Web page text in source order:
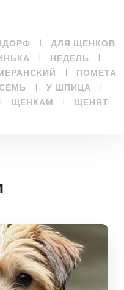
| ДЛЯ ЩЕНКОВ
| НЕДЕЛЬ |
| ПОМЕТА
| У ШПИЦА |
| ЩЕНКАМ | ЩЕНЯТ